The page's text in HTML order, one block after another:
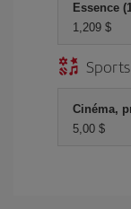
Essence
1,209 $
Cinéma,
5,00 $